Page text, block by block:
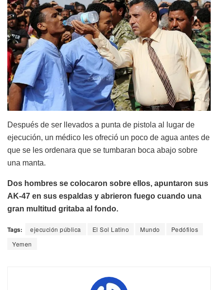
Después de ser llevados a punta de pistola al lugar de
ejecución, un médico les ofreció un poco de agua antes de
que se les ordenara que se tumbaran boca abajo sobre
una manta.
Dos hombres se colocaron sobre ellos, apuntaron sus
AK-47 en sus espaldas y abrieron fuego cuando una
gran multitud gritaba al fondo.
Tags: ejecución pública El Sol Latino Mundo
Pedófilos
Yemen